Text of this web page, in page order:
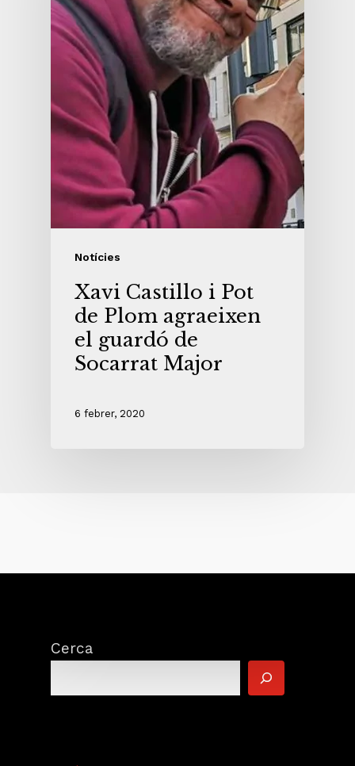
Notícies
Xavi Castillo i Pot
de Plom agraeixen
el guardó de
Socarrat Major
6 febrer, 2020
Cerca